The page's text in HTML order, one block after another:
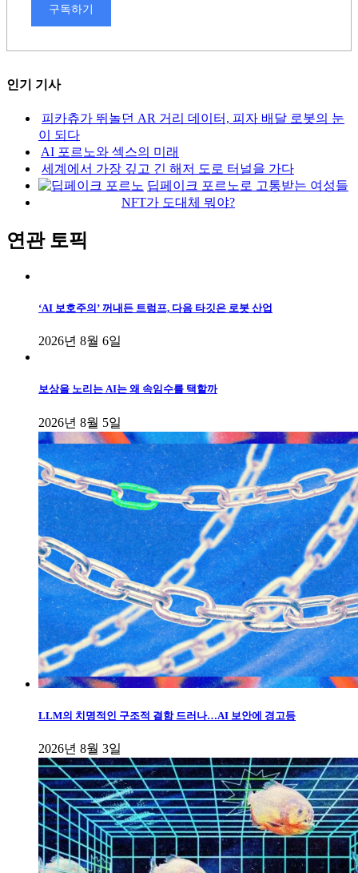
구독하기
인기 기사
피카츄가 뛰놀던 AR 거리 데이터, 피자 배달 로봇의 눈
이 되다
AI 포르노와 섹스의 미래
세계에서 가장 깊고 긴 해저 도로 터널을 가다
딥페이크 포르노로 고통받는 여성들
NFT가 도대체 뭐야?
연관 토픽
‘AI 보호주의’ 꺼내든 트럼프, 다음 타깃은 로봇 산업
2026년 8월 6일
보상을 노리는 AI는 왜 속임수를 택할까
2026년 8월 5일
LLM의 치명적인 구조적 결함 드러나…AI 보안에 경고등
2026년 8월 3일